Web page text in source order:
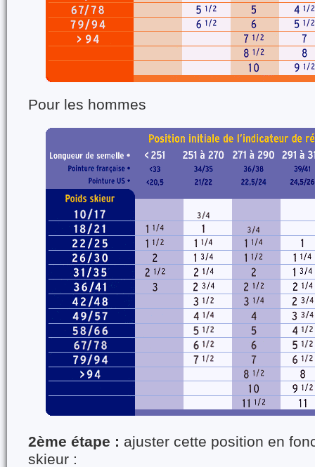
Pour les hommes
2ème étape : ajuster cette position en
skieur :